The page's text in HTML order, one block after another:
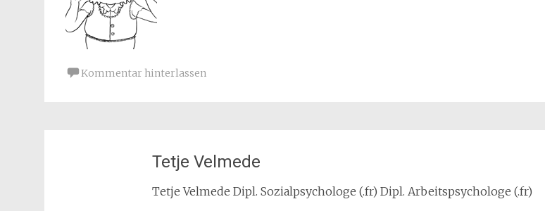
Kommentar hinterlassen
Tetje Velmede
Tetje Velmede Dipl. Sozialpsychologe (.fr) Dipl. Arbeitspsychologe (.fr)